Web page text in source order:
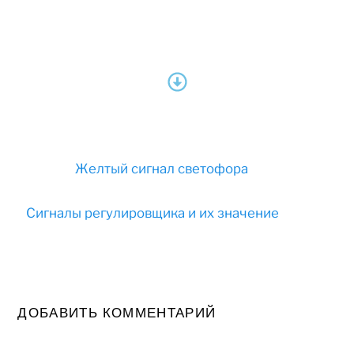
Желтый сигнал светофора
Сигналы регулировщика и их значение
ДОБАВИТЬ КОММЕНТАРИЙ